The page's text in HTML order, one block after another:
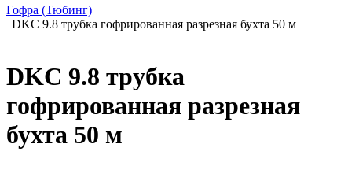
Гофра (Тюбинг)
DKC 9.8 трубка гофрированная разрезная бухта 50 м
DKC 9.8 трубка
гофрированная разрезная
бухта 50 м